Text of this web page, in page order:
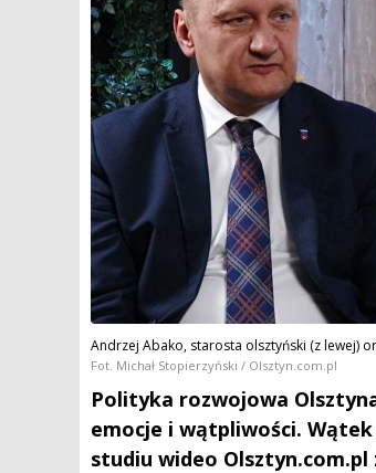
Andrzej Abako, starosta olsztyński (z lewej)
Fot. Michał Stopierzyński / Olsztyn.com.pl
Polityka rozwojowa
emocje i wątpliwości.
studiu wideo